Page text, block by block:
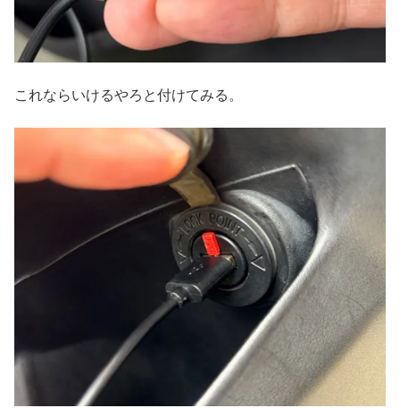
これならいけるやろと付けてみる。